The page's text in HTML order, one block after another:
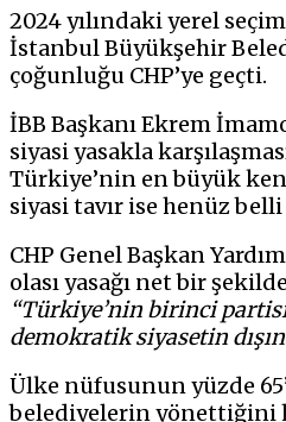
2024 yılındaki yerel
İstanbul Büyükşehir
çoğunluğu CHP’ye geçti.
İBB Başkanı Ekrem
siyasi yasakla
Türkiye’nin en büyük
siyasi tavır ise henüz
CHP Genel Başkan
olası yasağı net bir
“Türkiye’nin birinci
demokratik siyasetin
Ülke nüfusunun yüzde
belediyelerin yönettiğini